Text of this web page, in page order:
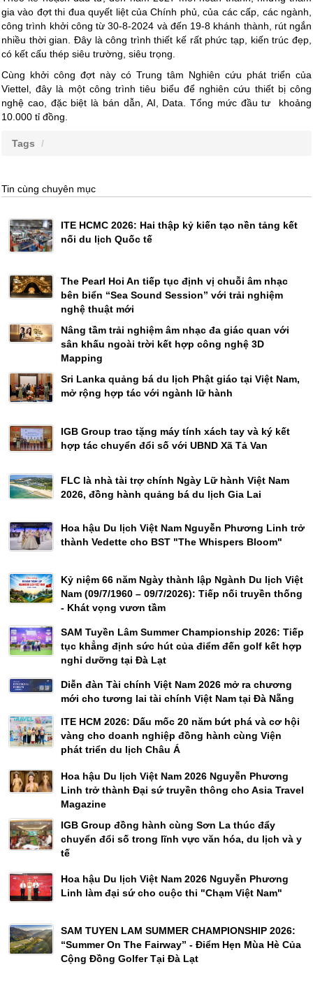
gia vào đợt thi đua quyết liệt của Chính phủ, của các cấp, các ngành,
công trình khởi công từ 30-8-2024 và đến 19-8 khánh thành, rút ngắn
nhiều thời gian. Đây là công trình thiết kế rất phức tạp, kiến trúc đẹp,
có kết cấu thép siêu trường, siêu trọng.
Cùng khởi công đợt này có Trung tâm Nghiên cứu phát triển của
Viettel, đây là một công trình tiêu biểu để nghiên cứu thiết bị công
nghệ cao, đặc biệt là bán dẫn, AI, Data. Tổng mức đầu tư khoảng
10.000 tỉ đồng.
Tags
Tin cùng chuyên mục
ITE HCMC 2026: Hai thập kỷ kiến tạo nền tảng kết
nối du lịch Quốc tế
The Pearl Hoi An tiếp tục định vị chuỗi âm nhạc
bên biển “Sea Sound Session” với trải nghiệm
nghệ thuật mới
Nâng tầm trải nghiệm âm nhạc đa giác quan với
sân khấu ngoài trời kết hợp công nghệ 3D
Mapping
Sri Lanka quảng bá du lịch Phật giáo tại Việt Nam,
mở rộng hợp tác với ngành lữ hành
IGB Group trao tặng máy tính xách tay và ký kết
hợp tác chuyển đổi số với UBND Xã Tả Van
FLC là nhà tài trợ chính Ngày Lữ hành Việt Nam
2026, đồng hành quảng bá du lịch Gia Lai
Hoa hậu Du lịch Việt Nam Nguyễn Phương Linh trở
thành Vedette cho BST "The Whispers Bloom"
Kỷ niệm 66 năm Ngày thành lập Ngành Du lịch Việt
Nam (09/7/1960 – 09/7/2026): Tiếp nối truyền thống
- Khát vọng vươn tầm
SAM Tuyền Lâm Summer Championship 2026: Tiếp
tục khẳng định sức hút của điểm đến golf kết hợp
nghỉ dưỡng tại Đà Lạt
Diễn đàn Tài chính Việt Nam 2026 mở ra chương
mới cho tương lai tài chính Việt Nam tại Đà Nẵng
ITE HCM 2026: Dấu mốc 20 năm bứt phá và cơ hội
vàng cho doanh nghiệp đồng hành cùng Viện
phát triển du lịch Châu Á
Hoa hậu Du lịch Việt Nam 2026 Nguyễn Phương
Linh trở thành Đại sứ truyền thông cho Asia Travel
Magazine
IGB Group đồng hành cùng Sơn La thúc đẩy
chuyển đổi số trong lĩnh vực văn hóa, du lịch và y
tế
Hoa hậu Du lịch Việt Nam 2026 Nguyễn Phương
Linh làm đại sứ cho cuộc thi "Chạm Việt Nam"
SAM TUYEN LAM SUMMER CHAMPIONSHIP 2026:
“Summer On The Fairway” - Điểm Hẹn Mùa Hè Của
Cộng Đồng Golfer Tại Đà Lạt